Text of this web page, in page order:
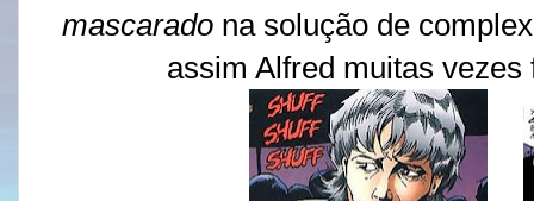
mascarado na solução de
assim Alfred muitas vezes